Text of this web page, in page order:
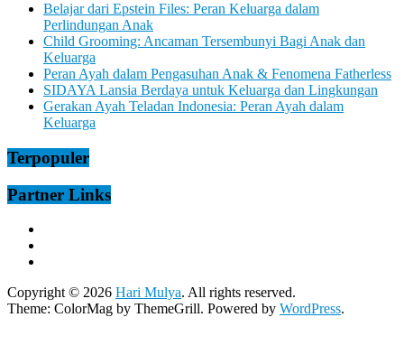
Belajar dari Epstein Files: Peran Keluarga dalam
Perlindungan Anak
Child Grooming: Ancaman Tersembunyi Bagi Anak dan
Keluarga
Peran Ayah dalam Pengasuhan Anak & Fenomena Fatherless
SIDAYA Lansia Berdaya untuk Keluarga dan Lingkungan
Gerakan Ayah Teladan Indonesia: Peran Ayah dalam
Keluarga
Terpopuler
Partner Links
Copyright © 2026 Hari Mulya. All rights reserved.
Theme: ColorMag by ThemeGrill. Powered by WordPress.